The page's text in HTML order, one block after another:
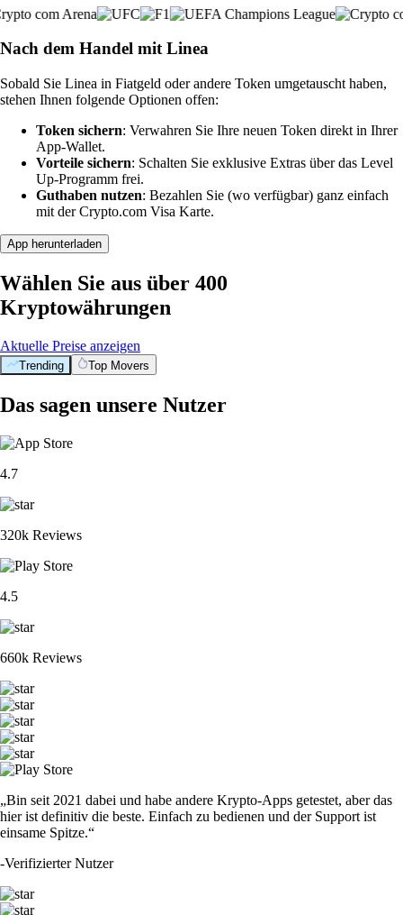
Nach dem Handel mit Linea
Sobald Sie Linea in Fiatgeld oder andere Token umgetauscht haben,
stehen Ihnen folgende Optionen offen:
Token sichern: Verwahren Sie Ihre neuen Token direkt in Ihrer
App-Wallet.
Vorteile sichern: Schalten Sie exklusive Extras über das Level
Up-Programm frei.
Guthaben nutzen: Bezahlen Sie (wo verfügbar) ganz einfach
mit der Crypto.com Visa Karte.
App herunterladen
Wählen Sie aus über 400
Kryptowährungen
Aktuelle Preise anzeigen
Trending Top Movers
Das sagen unsere Nutzer
4.7
320k Reviews
4.5
660k Reviews
„Bin seit 2021 dabei und habe andere Krypto-Apps getestet, aber das
hier ist definitiv die beste. Einfach zu bedienen und der Support ist
einsame Spitze.“
-Verifizierter Nutzer